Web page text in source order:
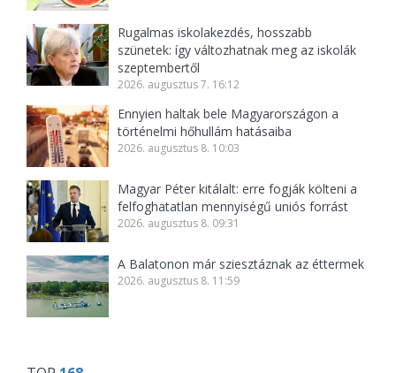
Rugalmas iskolakezdés, hosszabb
szünetek: így változhatnak meg az iskolák
szeptembertől
2026. augusztus 7. 16:12
Ennyien haltak bele Magyarországon a
történelmi hőhullám hatásaiba
2026. augusztus 8. 10:03
Magyar Péter kitálalt: erre fogják költeni a
felfoghatatlan mennyiségű uniós forrást
2026. augusztus 8. 09:31
A Balatonon már sziesztáznak az éttermek
2026. augusztus 8. 11:59